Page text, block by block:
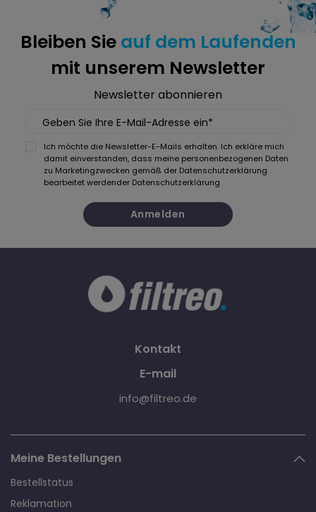
Bleiben Sie auf dem Laufenden
mit unserem Newsletter
Newsletter abonnieren
Geben Sie Ihre E-Mail-Adresse ein*
Ich möchte die Newsletter-E-Mails erhalten. Ich erkläre mich
damit einverstanden, dass meine personenbezogenen Daten
zu Marketingzwecken gemäß der Datenschutzerklärung
bearbeitet werdender Datenschutzerklärung
Anmelden
Kontakt
E-mail
info@filtreo.de
Meine Bestellungen
Bestellstatus
Reklamation